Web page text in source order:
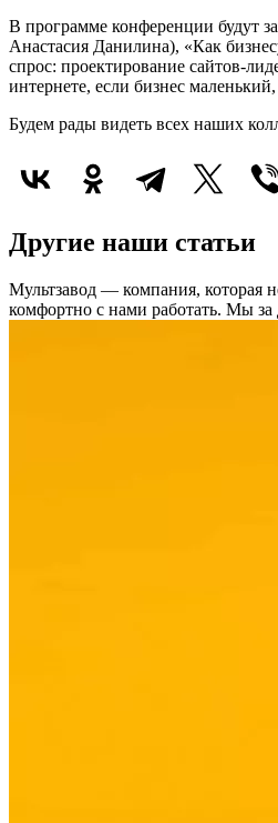
В программе конференции будут
Анастасия Данилина), «Как
спрос: проектирование сайтов-
интернете, если бизнес
Будем рады видеть всех наших
Другие наши статьи
Мультзавод — компания, которая
комфортно с нами работать. Мы за